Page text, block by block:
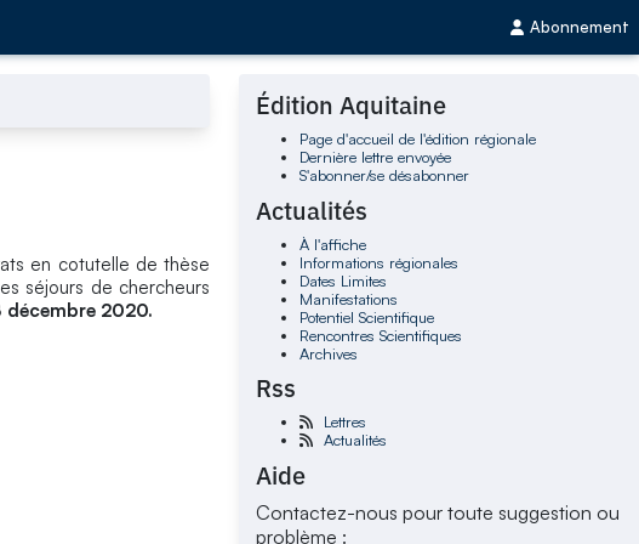
Abonnement
en cotutelle de thèse
séjours de chercheurs
décembre 2020.
Édition Aquitaine
Page d'accueil de l'édition régionale
Dernière lettre envoyée
S'abonner/se désabonner
Actualités
À l'affiche
Informations régionales
Dates Limites
Manifestations
Potentiel Scientifique
Rencontres Scientifiques
Archives
Rss
Lettres
Actualités
Aide
Contactez-nous pour toute suggestion ou
problème :